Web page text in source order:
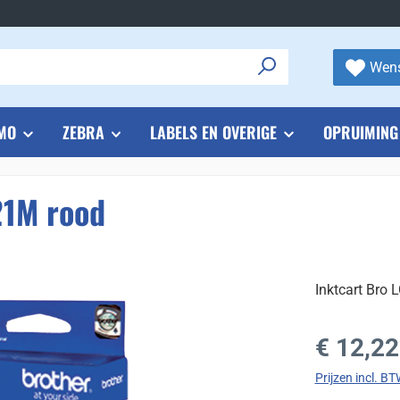
ZEBRA LABELS EN OVERIGE OPRUIMING
rood
Inktcart Bro
Normale prijs:
€ 12,22
Prijzen incl.